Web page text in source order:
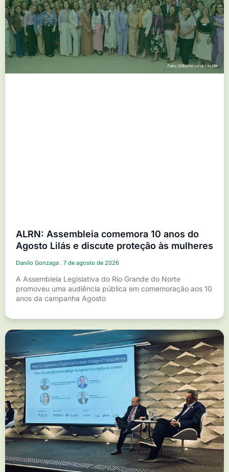
ALRN: Assembleia comemora 10 anos do
Agosto Lilás e discute proteção às mulheres
Danilo Gonzaga 7 de agosto de 2026
A Assembleia Legislativa do Rio Grande do Norte
promoveu uma audiência pública em comemoração aos 10
anos da campanha Agosto